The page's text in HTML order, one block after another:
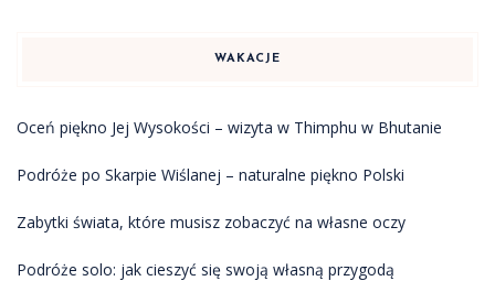
WAKACJE
Oceń piękno Jej Wysokości – wizyta w Thimphu w Bhutanie
Podróże po Skarpie Wiślanej – naturalne piękno Polski
Zabytki świata, które musisz zobaczyć na własne oczy
Podróże solo: jak cieszyć się swoją własną przygodą